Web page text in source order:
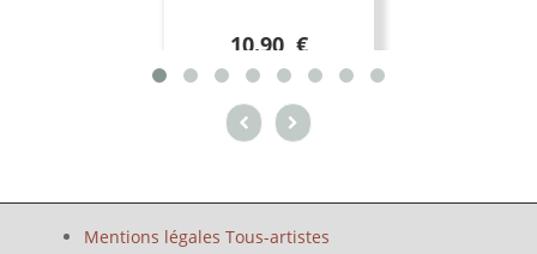
10.90 €
Mentions légales Tous-artistes